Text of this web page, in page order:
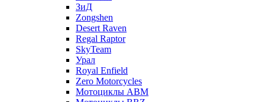
ЗиД
Zongshen
Desert Raven
Regal Raptor
SkyTeam
Урал
Royal Enfield
Zero Motorcycles
Мотоциклы ABM